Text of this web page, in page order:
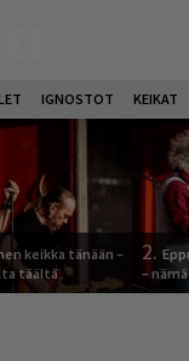
IGNOSTOT KEIKAT
keikka tänään –
täältä
2.
–